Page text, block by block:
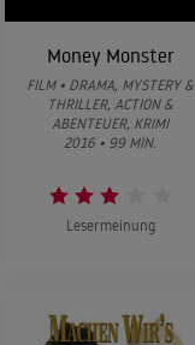
Money Monster
FILM • DRAMA, MYSTERY &
THRILLER, ACTION &
ABENTEUER, KRIMI
2016 • 99 MIN.
Lesermeinung